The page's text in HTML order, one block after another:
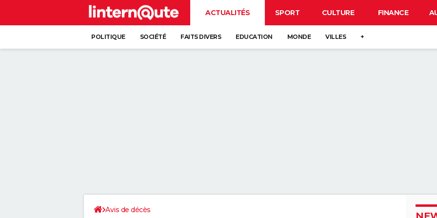
ACTUALITÉS SPORT CULTURE FINANCE
POLITIQUE SOCIÉTÉ FAITS DIVERS EDUCATION MONDE VILLES +
Avis de décès